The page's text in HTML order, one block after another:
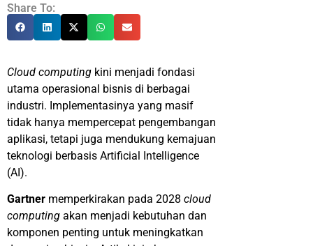
Share To:
Cloud computing kini menjadi fondasi
utama operasional bisnis di berbagai
industri. Implementasinya yang masif
tidak hanya mempercepat pengembangan
aplikasi, tetapi juga mendukung kemajuan
teknologi berbasis Artificial Intelligence
(AI).
Gartner memperkirakan pada 2028 cloud
computing akan menjadi kebutuhan dan
komponen penting untuk meningkatkan